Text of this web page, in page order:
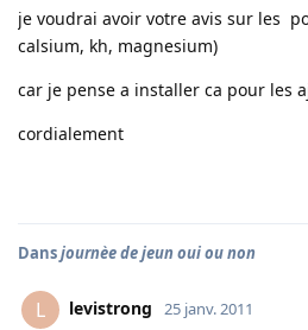
je voudrai avoir votre avis sur les
calsium, kh, magnesium)
car je pense a installer ca pour les
cordialement
Dansjournèe de jeun oui ou non
L levistrong 25 janv. 2011